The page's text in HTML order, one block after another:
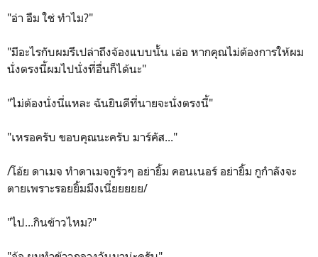
"อ่า อืม ใช่ ทำไม?"
"มีอะไรกับผมรึเปล่าถึงจ้องแบบนั้น เอ่อ หากคุณไม่ต้องการให้ผม
นั่งตรงนี้ผมไปนั่งที่อื่นก็ได้นะ"
"ไม่ต้องนั่งนี่แหละ ฉันยินดีที่นายจะนั่งตรงนี้"
"เหรอครับ ขอบคุณนะครับ มาร์คัส..."
/โอ้ย ดาเมจ ทำดาเมจกูรัวๆ อย่ายิ้ม คอนเนอร์ อย่ายิ้ม กูกำลังจะ
ตายเพราะรอยยิ้มมึงเนี่ยยยยย/
"ไป...กินข้าวไหม?"